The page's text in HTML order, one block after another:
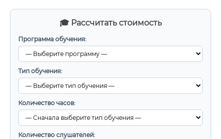
🎓 Рассчитать стоимость
Программа обучения:
Тип обучения:
Количество часов:
Количество слушателей: